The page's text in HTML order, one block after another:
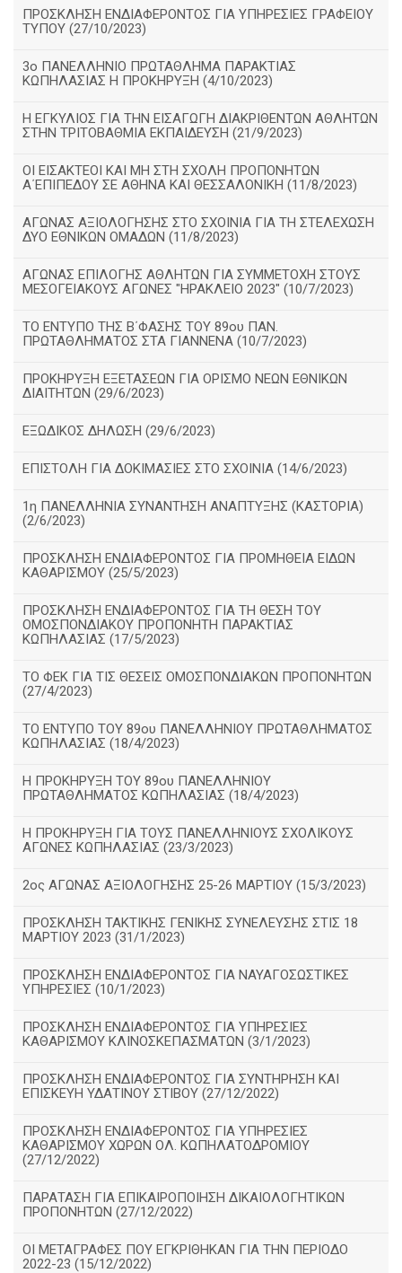
ΠΡΟΣΚΛΗΣΗ ΕΝΔΙΑΦΕΡΟΝΤΟΣ ΓΙΑ ΥΠΗΡΕΣΙΕΣ ΓΡΑΦΕΙΟΥ
ΤΥΠΟΥ (27/10/2023)
3ο ΠΑΝΕΛΛΗΝΙΟ ΠΡΩΤΑΘΛΗΜΑ ΠΑΡΑΚΤΙΑΣ
ΚΩΠΗΛΑΣΙΑΣ Η ΠΡΟΚΗΡΥΞΗ (4/10/2023)
Η ΕΓΚΥΛΙΟΣ ΓΙΑ ΤΗΝ ΕΙΣΑΓΩΓΗ ΔΙΑΚΡΙΘΕΝΤΩΝ ΑΘΛΗΤΩΝ
ΣΤΗΝ ΤΡΙΤΟΒΑΘΜΙΑ ΕΚΠΑΙΔΕΥΣΗ (21/9/2023)
ΟΙ ΕΙΣΑΚΤΕΟΙ ΚΑΙ ΜΗ ΣΤΗ ΣΧΟΛΗ ΠΡΟΠΟΝΗΤΩΝ
Α΄ΕΠΙΠΕΔΟΥ ΣΕ ΑΘΗΝΑ ΚΑΙ ΘΕΣΣΑΛΟΝΙΚΗ (11/8/2023)
ΑΓΩΝΑΣ ΑΞΙΟΛΟΓΗΣΗΣ ΣΤΟ ΣΧΟΙΝΙΑ ΓΙΑ ΤΗ ΣΤΕΛΕΧΩΣΗ
ΔΥΟ ΕΘΝΙΚΩΝ ΟΜΑΔΩΝ (11/8/2023)
ΑΓΩΝΑΣ ΕΠΙΛΟΓΗΣ ΑΘΛΗΤΩΝ ΓΙΑ ΣΥΜΜΕΤΟΧΗ ΣΤΟΥΣ
ΜΕΣΟΓΕΙΑΚΟΥΣ ΑΓΩΝΕΣ "ΗΡΑΚΛΕΙΟ 2023" (10/7/2023)
ΤΟ ΕΝΤΥΠΟ ΤΗΣ Β΄ΦΑΣΗΣ ΤΟΥ 89ου ΠΑΝ.
ΠΡΩΤΑΘΛΗΜΑΤΟΣ ΣΤΑ ΓΙΑΝΝΕΝΑ (10/7/2023)
ΠΡΟΚΗΡΥΞΗ ΕΞΕΤΑΣΕΩΝ ΓΙΑ ΟΡΙΣΜΟ ΝΕΩΝ ΕΘΝΙΚΩΝ
ΔΙΑΙΤΗΤΩΝ (29/6/2023)
ΕΞΩΔΙΚΟΣ ΔΗΛΩΣΗ (29/6/2023)
ΕΠΙΣΤΟΛΗ ΓΙΑ ΔΟΚΙΜΑΣΙΕΣ ΣΤΟ ΣΧΟΙΝΙΑ (14/6/2023)
1η ΠΑΝΕΛΛΗΝΙΑ ΣΥΝΑΝΤΗΣΗ ΑΝΑΠΤΥΞΗΣ (ΚΑΣΤΟΡΙΑ)
(2/6/2023)
ΠΡΟΣΚΛΗΣΗ ΕΝΔΙΑΦΕΡΟΝΤΟΣ ΓΙΑ ΠΡΟΜΗΘΕΙΑ ΕΙΔΩΝ
ΚΑΘΑΡΙΣΜΟΥ (25/5/2023)
ΠΡΟΣΚΛΗΣΗ ΕΝΔΙΑΦΕΡΟΝΤΟΣ ΓΙΑ ΤΗ ΘΕΣΗ ΤΟΥ
ΟΜΟΣΠΟΝΔΙΑΚΟΥ ΠΡΟΠΟΝΗΤΗ ΠΑΡΑΚΤΙΑΣ
ΚΩΠΗΛΑΣΙΑΣ (17/5/2023)
ΤΟ ΦΕΚ ΓΙΑ ΤΙΣ ΘΕΣΕΙΣ ΟΜΟΣΠΟΝΔΙΑΚΩΝ ΠΡΟΠΟΝΗΤΩΝ
(27/4/2023)
ΤΟ ΕΝΤΥΠΟ ΤΟΥ 89ου ΠΑΝΕΛΛΗΝΙΟΥ ΠΡΩΤΑΘΛΗΜΑΤΟΣ
ΚΩΠΗΛΑΣΙΑΣ (18/4/2023)
Η ΠΡΟΚΗΡΥΞΗ ΤΟΥ 89ου ΠΑΝΕΛΛΗΝΙΟΥ
ΠΡΩΤΑΘΛΗΜΑΤΟΣ ΚΩΠΗΛΑΣΙΑΣ (18/4/2023)
Η ΠΡΟΚΗΡΥΞΗ ΓΙΑ ΤΟΥΣ ΠΑΝΕΛΛΗΝΙΟΥΣ ΣΧΟΛΙΚΟΥΣ
ΑΓΩΝΕΣ ΚΩΠΗΛΑΣΙΑΣ (23/3/2023)
2ος ΑΓΩΝΑΣ ΑΞΙΟΛΟΓΗΣΗΣ 25-26 ΜΑΡΤΙΟΥ (15/3/2023)
ΠΡΟΣΚΛΗΣΗ ΤΑΚΤΙΚΗΣ ΓΕΝΙΚΗΣ ΣΥΝΕΛΕΥΣΗΣ ΣΤΙΣ 18
ΜΑΡΤΙΟΥ 2023 (31/1/2023)
ΠΡΟΣΚΛΗΣΗ ΕΝΔΙΑΦΕΡΟΝΤΟΣ ΓΙΑ ΝΑΥΑΓΟΣΩΣΤΙΚΕΣ
ΥΠΗΡΕΣΙΕΣ (10/1/2023)
ΠΡΟΣΚΛΗΣΗ ΕΝΔΙΑΦΕΡΟΝΤΟΣ ΓΙΑ ΥΠΗΡΕΣΙΕΣ
ΚΑΘΑΡΙΣΜΟΥ ΚΛΙΝΟΣΚΕΠΑΣΜΑΤΩΝ (3/1/2023)
ΠΡΟΣΚΛΗΣΗ ΕΝΔΙΑΦΕΡΟΝΤΟΣ ΓΙΑ ΣΥΝΤΗΡΗΣΗ ΚΑΙ
ΕΠΙΣΚΕΥΗ ΥΔΑΤΙΝΟΥ ΣΤΙΒΟΥ (27/12/2022)
ΠΡΟΣΚΛΗΣΗ ΕΝΔΙΑΦΕΡΟΝΤΟΣ ΓΙΑ ΥΠΗΡΕΣΙΕΣ
ΚΑΘΑΡΙΣΜΟΥ ΧΩΡΩΝ ΟΛ. ΚΩΠΗΛΑΤΟΔΡΟΜΙΟΥ
(27/12/2022)
ΠΑΡΑΤΑΣΗ ΓΙΑ ΕΠΙΚΑΙΡΟΠΟΙΗΣΗ ΔΙΚΑΙΟΛΟΓΗΤΙΚΩΝ
ΠΡΟΠΟΝΗΤΩΝ (27/12/2022)
ΟΙ ΜΕΤΑΓΡΑΦΕΣ ΠΟΥ ΕΓΚΡΙΘΗΚΑΝ ΓΙΑ ΤΗΝ ΠΕΡΙΟΔΟ
2022-23 (15/12/2022)